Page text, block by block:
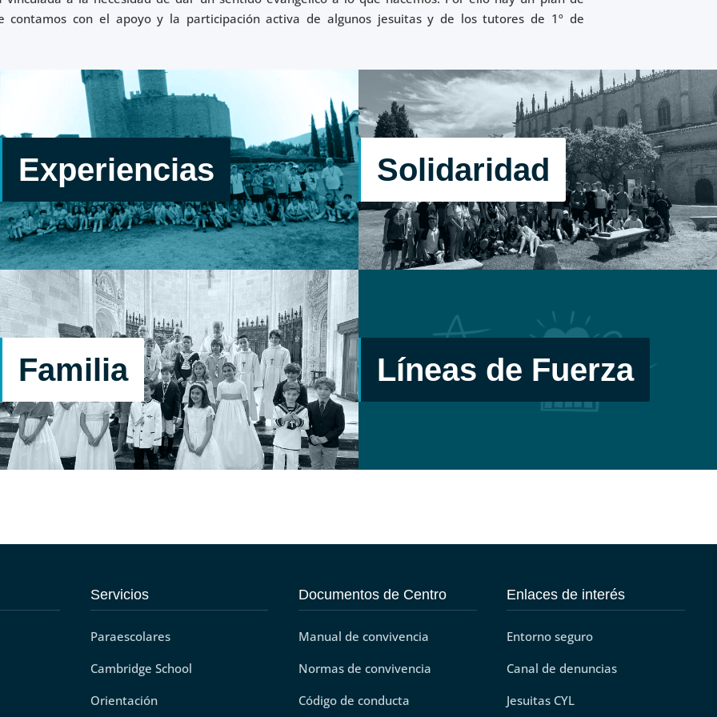
contamos con el apoyo y la participación activa de algunos jesuitas y de los tutores de 1º de
Experiencias
Caminar, sentir, gustar, reír, llorar, abrazar, sufrir,
superarse, convivir, hablar, rezar y aprender de y con
otros.
Actividades: Jornadas de Pastoral – Peregrinaciones por
el Camino de Santiago – Jornadas Intercolegiales (6.º EP,
4º ESO, CFGB, CFGB y CFGS) – Baúl Magis – Oratorio -
Cuaderno de interioridad – Acompañamiento.
Solidaridad
Solidaridad
Queremos ser hombres y mujeres para los demás,
comprometidos en la tarea de transformar el mundo en
una sociedad fraterna y justa.
Actividades: Campaña solidarias en Navidad y contra el
hambre (Operación bocata, Marcha Entreculturas,
mercadillo…) – Voluntariado – Premio Solidaridad.
Familia
Familia
Las familias son la Iglesia doméstica donde Jesús crece.
Caminamos en la misma dirección.
Actividades: Catequesis y celebraciones de Primeras
Comuniones – Eucaristía dominical de las 12 h. –
Catequesis a familias - Otras actividades y formaciones
Líneas de Fuerza
Trabajamos con los materiales de
líneasdefuerzasj
Servicios
Paraescolares
Cambridge School
Orientación
Documentos de Centro
Manual de convivencia
Normas de convivencia
Código de conducta
Enlaces de interés
Entorno seguro
Canal de denuncias
Jesuitas CYL